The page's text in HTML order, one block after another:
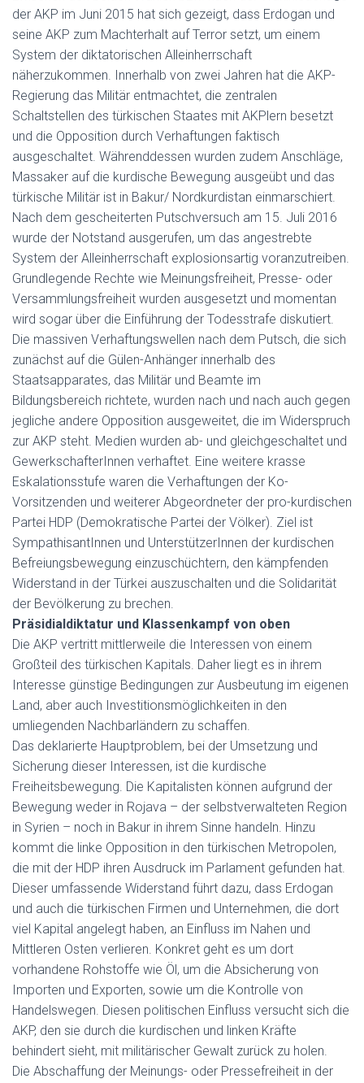
der AKP im Juni 2015 hat sich gezeigt, dass Erdogan und
seine AKP zum Machterhalt auf Terror setzt, um einem
System der diktatorischen Alleinherrschaft
näherzukommen. Innerhalb von zwei Jahren hat die AKP-
Regierung das Militär entmachtet, die zentralen
Schaltstellen des türkischen Staates mit AKPlern besetzt
und die Opposition durch Verhaftungen faktisch
ausgeschaltet. Währenddessen wurden zudem Anschläge,
Massaker auf die kurdische Bewegung ausgeübt und das
türkische Militär ist in Bakur/ Nordkurdistan einmarschiert.
Nach dem gescheiterten Putschversuch am 15. Juli 2016
wurde der Notstand ausgerufen, um das angestrebte
System der Alleinherrschaft explosionsartig voranzutreiben.
Grundlegende Rechte wie Meinungsfreiheit, Presse- oder
Versammlungsfreiheit wurden ausgesetzt und momentan
wird sogar über die Einführung der Todesstrafe diskutiert.
Die massiven Verhaftungswellen nach dem Putsch, die sich
zunächst auf die Gülen-Anhänger innerhalb des
Staatsapparates, das Militär und Beamte im
Bildungsbereich richtete, wurden nach und nach auch gegen
jegliche andere Opposition ausgeweitet, die im Widerspruch
zur AKP steht. Medien wurden ab- und gleichgeschaltet und
GewerkschafterInnen verhaftet. Eine weitere krasse
Eskalationsstufe waren die Verhaftungen der Ko-
Vorsitzenden und weiterer Abgeordneter der pro-kurdischen
Partei HDP (Demokratische Partei der Völker). Ziel ist
SympathisantInnen und UnterstützerInnen der kurdischen
Befreiungsbewegung einzuschüchtern, den kämpfenden
Widerstand in der Türkei auszuschalten und die Solidarität
der Bevölkerung zu brechen.
Präsidialdiktatur und Klassenkampf von oben
Die AKP vertritt mittlerweile die Interessen von einem
Großteil des türkischen Kapitals. Daher liegt es in ihrem
Interesse günstige Bedingungen zur Ausbeutung im eigenen
Land, aber auch Investitionsmöglichkeiten in den
umliegenden Nachbarländern zu schaffen.
Das deklarierte Hauptproblem, bei der Umsetzung und
Sicherung dieser Interessen, ist die kurdische
Freiheitsbewegung. Die Kapitalisten können aufgrund der
Bewegung weder in Rojava – der selbstverwalteten Region
in Syrien – noch in Bakur in ihrem Sinne handeln. Hinzu
kommt die linke Opposition in den türkischen Metropolen,
die mit der HDP ihren Ausdruck im Parlament gefunden hat.
Dieser umfassende Widerstand führt dazu, dass Erdogan
und auch die türkischen Firmen und Unternehmen, die dort
viel Kapital angelegt haben, an Einfluss im Nahen und
Mittleren Osten verlieren. Konkret geht es um dort
vorhandene Rohstoffe wie Öl, um die Absicherung von
Importen und Exporten, sowie um die Kontrolle von
Handelswegen. Diesen politischen Einfluss versucht sich die
AKP, den sie durch die kurdischen und linken Kräfte
behindert sieht, mit militärischer Gewalt zurück zu holen.
Die Abschaffung der Meinungs- oder Pressefreiheit in der